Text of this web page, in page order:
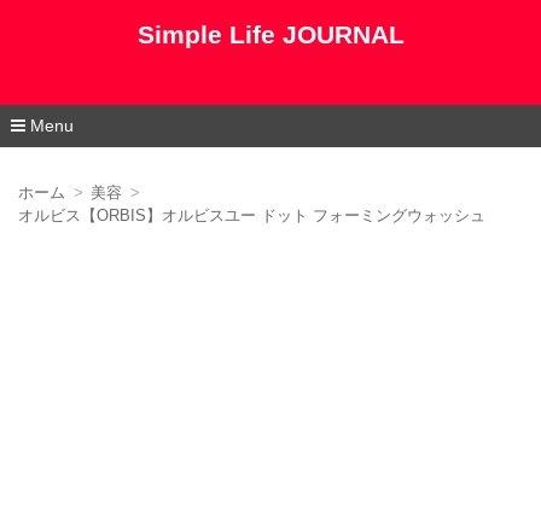
Simple Life JOURNAL
Menu
ホーム
美容
オルビス【ORBIS】オルビスユー ドット フォーミングウォッシュ